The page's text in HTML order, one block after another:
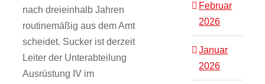
nach dreieinhalb Jahren
routinemäßig aus dem Amt
scheidet. Sucker ist derzeit
Leiter der Unterabteilung
Ausrüstung IV im
Februar
2026
Januar
2026